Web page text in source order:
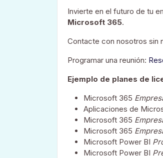
Invierte en el futuro de tu
Microsoft 365.
Contacte con nosotros sin
Programar una reunión:
Ejemplo de planes de
Microsoft 365
Aplicaciones de
Microsoft 365
Microsoft 365
Microsoft Power BI
Microsoft Power BI